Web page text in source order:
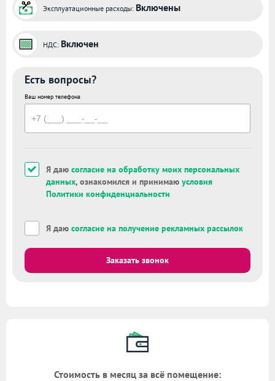
Эксплуатационные расходы: Включены
НДС: Включен
Есть вопросы?
Ваш номер телефона
Я даю согласие на обработку моих персональных
данных, ознакомился и принимаю условия
Политики конфиденциальности
Я даю согласие на получение рекламных рассылок
Заказать звонок
Стоимость в месяц за всё помещение: